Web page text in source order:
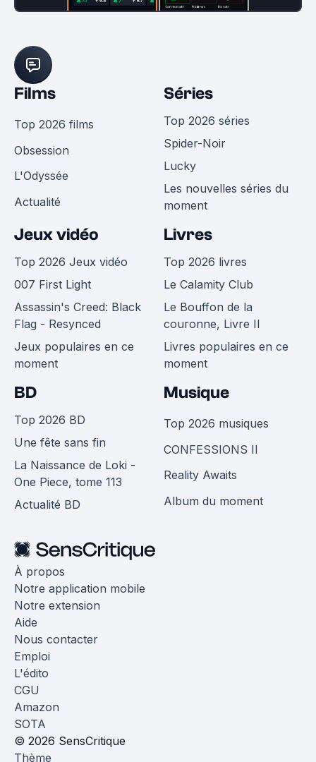
Films
Top 2026 films
Obsession
L'Odyssée
Actualité
Séries
Top 2026 séries
Spider-Noir
Lucky
Les nouvelles séries du
moment
Jeux vidéo
Top 2026 Jeux vidéo
007 First Light
Assassin's Creed: Black
Flag - Resynced
Jeux populaires en ce
moment
Livres
Top 2026 livres
Le Calamity Club
Le Bouffon de la
couronne, Livre II
Livres populaires en ce
moment
BD
Top 2026 BD
Une fête sans fin
La Naissance de Loki -
One Piece, tome 113
Actualité BD
Musique
Top 2026 musiques
CONFESSIONS II
Reality Awaits
Album du moment
À propos
Notre application mobile
Notre extension
Aide
Nous contacter
Emploi
L'édito
CGU
Amazon
SOTA
© 2026 SensCritique
Thème